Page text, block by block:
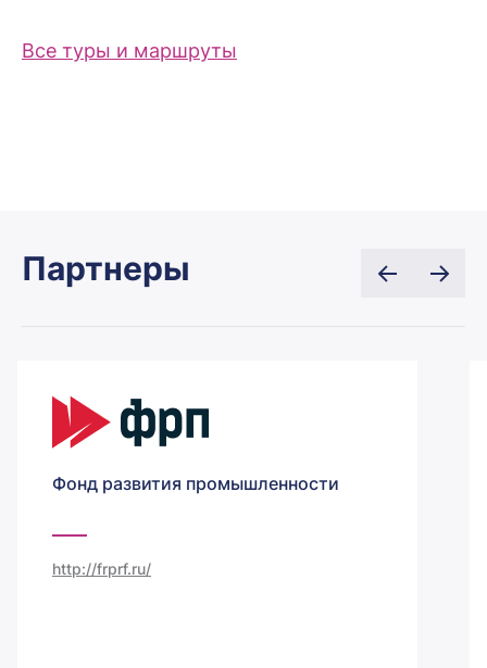
Все туры и маршруты
Партнеры
Фонд развития промышленности
http://frprf.ru/